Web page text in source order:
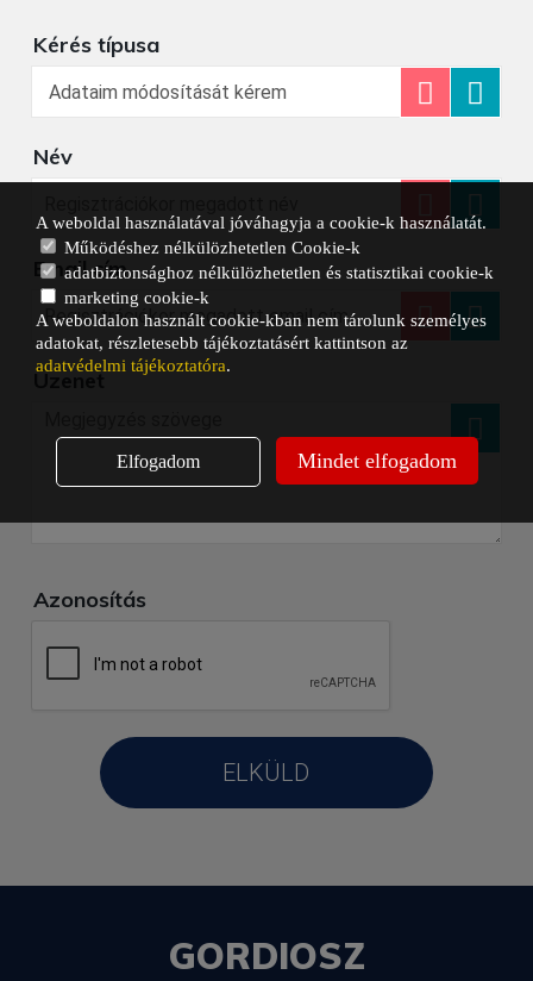
Kérés típusa
Név
Email cím
Üzenet
Azonosítás
GORDIOSZ
A weboldal használatával jóváhagyja a cookie-k használatát.
Működéshez nélkülözhetetlen Cookie-k
adatbiztonsághoz nélkülözhetetlen és statisztikai cookie-k
marketing cookie-k
A weboldalon használt cookie-kban nem tárolunk személyes
adatokat, részletesebb tájékoztatásért kattintson az
adatvédelmi tájékoztatóra.
Elfogadom Mindet elfogadom